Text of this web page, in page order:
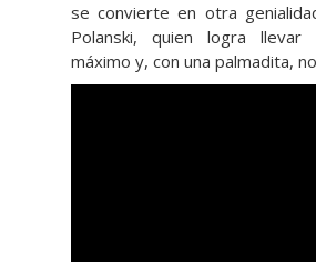
se convierte en otra
Polanski, quien logra
máximo y, con una palmadita,